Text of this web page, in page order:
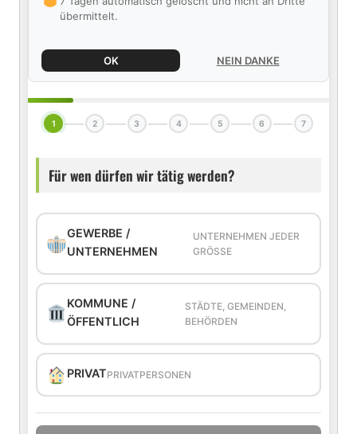
übermittelt.
OK NEIN DANKE
1 2 3 4 5 6 7
Für wen dürfen wir tätig werden?
GEWERBE /
UNTERNEHMEN
UNTERNEHMEN JEDER
GRÖSSE
KOMMUNE /
ÖFFENTLICH
STÄDTE, GEMEINDEN,
BEHÖRDEN
PRIVATPRIVATPERSONEN